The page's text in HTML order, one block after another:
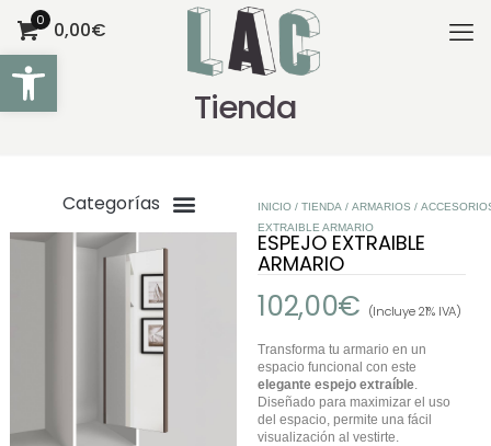
Abrir barra de herramientas
0 0,00€
Tienda
INICIO /TIENDA /ARMARIOS /
EXTRAIBLE ARMARIO
ESPEJO EXTRAIBLE
ARMARIO
102,00€ (Incluye 21% IVA)
Transforma tu armario en un
espacio funcional con este
elegante espejo extraíble
Diseñado para maximizar el uso
del espacio, permite una fácil
visualización al vestirte.